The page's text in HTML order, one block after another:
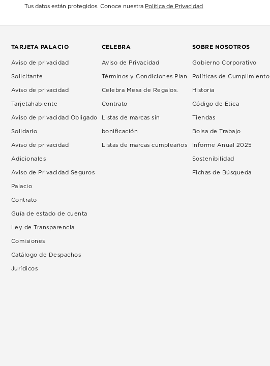
Tus datos están protegidos. Conoce nuestra Política de Privacidad
TARJETA PALACIO
Aviso de privacidad
Solicitante
Aviso de privacidad
Tarjetahabiente
Aviso de privacidad Obligado
Solidario
Aviso de privacidad
Adicionales
Aviso de Privacidad Seguros
Palacio
Contrato
Guía de estado de cuenta
Ley de Transparencia
Comisiones
Catálogo de Despachos
Jurídicos
CELEBRA
Aviso de Privacidad
Términos y Condiciones Plan
Celebra Mesa de Regalos.
Contrato
Listas de marcas sin
bonificación
Listas de marcas cumpleaños
SOBRE NOSOTROS
Gobierno Corporativo
Políticas de Cumplimiento
Historia
Código de Ética
Tiendas
Bolsa de Trabajo
Informe Anual 2025
Sostenibilidad
Fichas de Búsqueda